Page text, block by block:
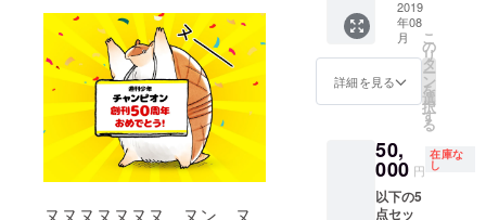
ヌヌヌヌヌヌヌ、ヌン、ヌ
援時
に、必
ず備考
欄に掲
載する
さい。
記入の
合は
感謝祭
会場内
に支援
者のお
名前掲
載 ③
詰め合
わせ（3
話分）
④複製
2019
年08
月
詳細を見る
こ
の
リ
タ
ー
ン
を
選
択
す
る
50,
000 円
在庫な
し
以下の5
点セッ